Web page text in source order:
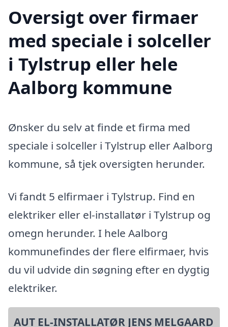
Oversigt over firmaer
med speciale i solceller
i Tylstrup eller hele
Aalborg kommune
Ønsker du selv at finde et firma med
speciale i solceller i Tylstrup eller Aalborg
kommune, så tjek oversigten herunder.
Vi fandt 5 elfirmaer i Tylstrup. Find en
elektriker eller el-installatør i Tylstrup og
omegn herunder. I hele Aalborg
kommunefindes der flere elfirmaer, hvis
du vil udvide din søgning efter en dygtig
elektriker.
AUT EL-INSTALLATØR JENS MELGAARD